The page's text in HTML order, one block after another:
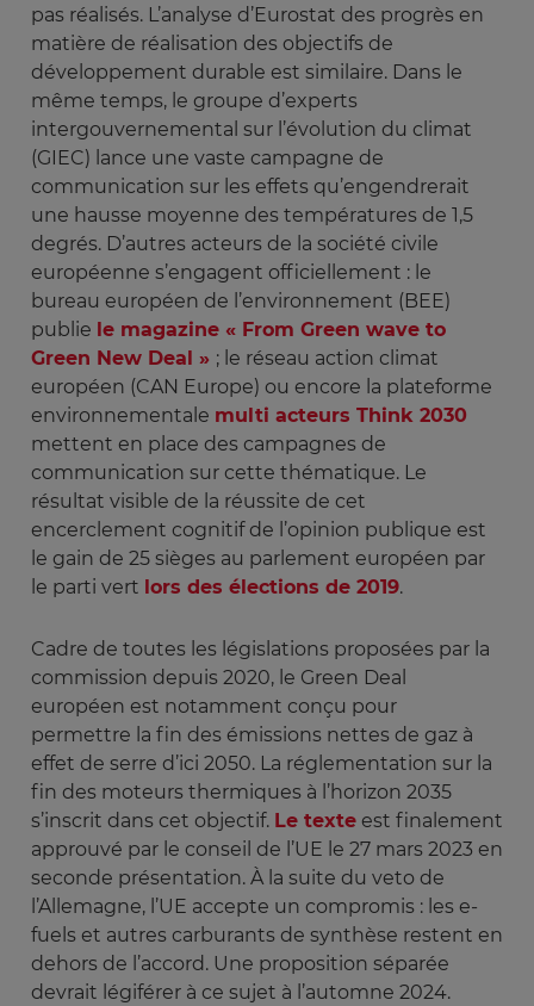
pas réalisés. L’analyse d’Eurostat des progrès en
matière de réalisation des objectifs de
développement durable est similaire. Dans le
même temps, le groupe d’experts
intergouvernemental sur l’évolution du climat
(GIEC) lance une vaste campagne de
communication sur les effets qu’engendrerait
une hausse moyenne des températures de 1,5
degrés. D’autres acteurs de la société civile
européenne s’engagent officiellement : le
bureau européen de l’environnement (BEE)
publie le magazine « From Green wave to
Green New Deal » ; le réseau action climat
européen (CAN Europe) ou encore la plateforme
environnementale multi acteurs Think 2030
mettent en place des campagnes de
communication sur cette thématique. Le
résultat visible de la réussite de cet
encerclement cognitif de l’opinion publique est
le gain de 25 sièges au parlement européen par
le parti vert lors des élections de 2019.
Cadre de toutes les législations proposées par la
commission depuis 2020, le Green Deal
européen est notamment conçu pour
permettre la fin des émissions nettes de gaz à
effet de serre d’ici 2050. La réglementation sur la
fin des moteurs thermiques à l’horizon 2035
s’inscrit dans cet objectif. Le texte est finalement
approuvé par le conseil de l’UE le 27 mars 2023 en
seconde présentation. À la suite du veto de
l’Allemagne, l’UE accepte un compromis : les e-
fuels et autres carburants de synthèse restent en
dehors de l’accord. Une proposition séparée
devrait légiférer à ce sujet à l’automne 2024.